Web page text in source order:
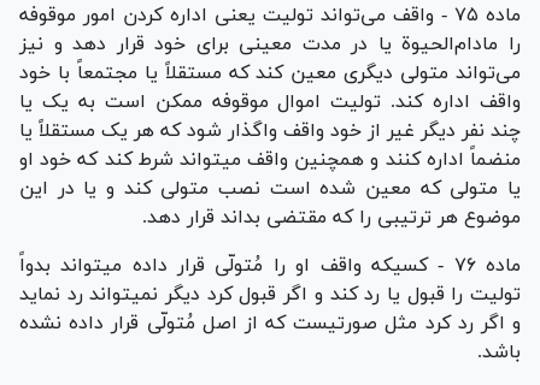
ماده ۷۵ - واقف می‌تواند تولیت یعنی اداره کردن امور موقوفه
را مادام‌الحیوة یا در مدت معینی برای خود قرار دهد و نیز
می‌تواند متولی دیگری معین کند که مستقلاً یا مجتمعاً با خود
واقف اداره کند. تولیت اموال موقوفه ممکن است به یک یا
چند نفر دیگر غیر از خود واقف واگذار شود که هر یک مستقلاً یا
منضماً اداره کنند و همچنین واقف میتواند شرط کند که خود او
یا متولی که معین شده است نصب متولی کند و یا در این
موضوع هر ترتیبی را که مقتضی بداند قرار دهد.
ماده ۷۶ - کسیکه واقف او را مُتولّی قرار داده میتواند بدواً
تولیت را قبول یا رد کند و اگر قبول کرد دیگر نمیتواند رد نماید
و اگر رد کرد مثل صورتیست که از اصل مُتولّی قرار داده نشده
باشد.